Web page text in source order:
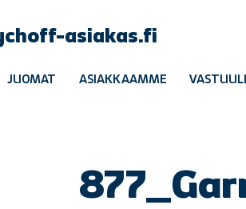
asiakas.fi
JUOMAT ASIAKKAAMME